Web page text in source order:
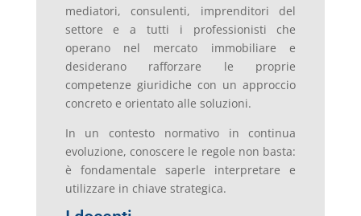
mediatori, consulenti, imprenditori del
settore e a tutti i professionisti che
operano nel mercato immobiliare e
desiderano rafforzare le proprie
competenze giuridiche con un approccio
concreto e orientato alle soluzioni.
In un contesto normativo in continua
evoluzione, conoscere le regole non basta:
è fondamentale saperle interpretare e
utilizzare in chiave strategica.